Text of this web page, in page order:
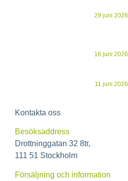
29 juni 2026
16 juni 2026
11 juni 2026
Kontakta oss
Besöksaddress
Drottninggatan 32 8tr,
111 51 Stockholm
Försäljning och information